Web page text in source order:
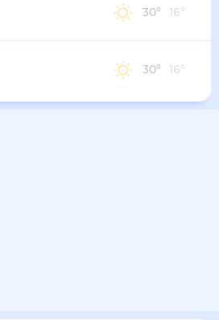
30° 16°
30° 16°